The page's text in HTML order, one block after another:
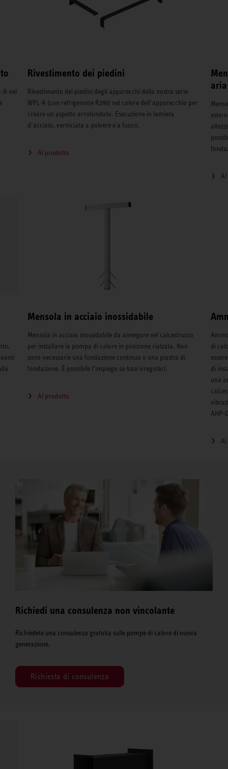
A nel
Rivestimento dei piedini
Rivestimento dei piedini degli apparecchi della nostra serie
WPL-A (con refrigerante R290) nel colore dell’apparecchio per
creare un aspetto arrotondato. Esecuzione in lamiera
d’acciaio, verniciata a polvere e a fuoco.
Al prodotto
Mensola in acciaio inossidabile
Mensola in acciaio inossidabile da annegare nel calcestruzzo
per installare la pompa di calore in posizione rialzata. Non
sono necessarie una fondazione continua o una piastra di
fondazione. È possibile l’impiego su basi irregolari.
Al prodotto
di
di
una
AHP-
Al
Richiedi una consulenza non vincolante
Richiedete una consulenza gratuita sulle pompe di calore di nuova
generazione.
Richiesta di consulenza